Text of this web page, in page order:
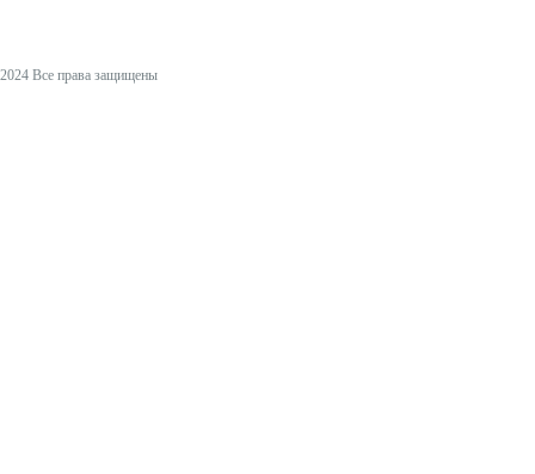
2024 Все права защищены